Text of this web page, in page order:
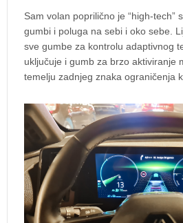
Sam volan poprilično je “high-tech”
gumbi i poluga na sebi i oko sebe.
sve gumbe za kontrolu adaptivnog
uključuje i gumb za brzo aktiviranje
temelju zadnjeg znaka ograničenja